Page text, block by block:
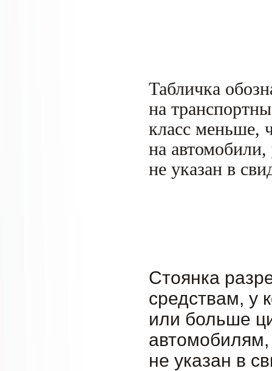
Табличка
на
класс меньше,
на автомобили,
не указан в
Стоянка
средствам, у
или больше
автомобилям,
не указан в